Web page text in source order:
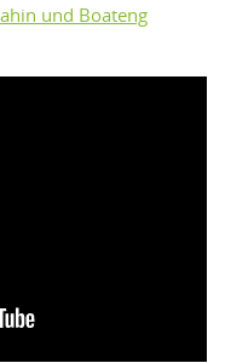
und Boateng